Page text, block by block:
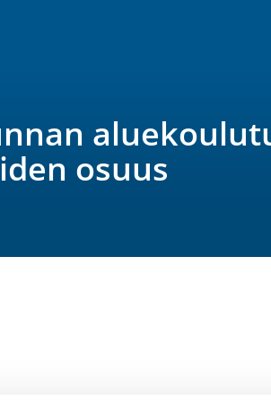
osuus